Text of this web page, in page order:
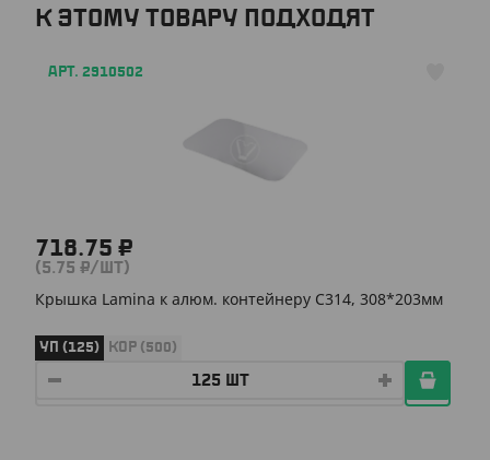
К ЭТОМУ ТОВАРУ ПОДХОДЯТ
АРТ. 2910502
718.75 ₽
(5.75 ₽/ШТ)
Крышка Lamina к алюм. контейнеру С314, 308*203мм
УП (125) КОР (500)